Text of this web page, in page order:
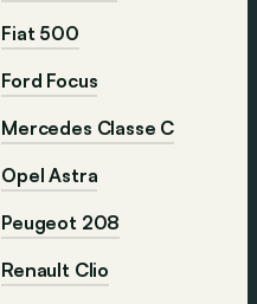
Fiat 500
Ford Focus
Mercedes Classe C
Opel Astra
Peugeot 208
Renault Clio